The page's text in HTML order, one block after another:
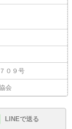
０９号
会
LINEで送る